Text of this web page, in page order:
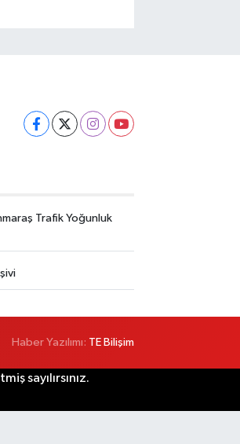
Trafik Yoğunluk
Haber Yazılımı: TE Bilişim
sayılırsınız.